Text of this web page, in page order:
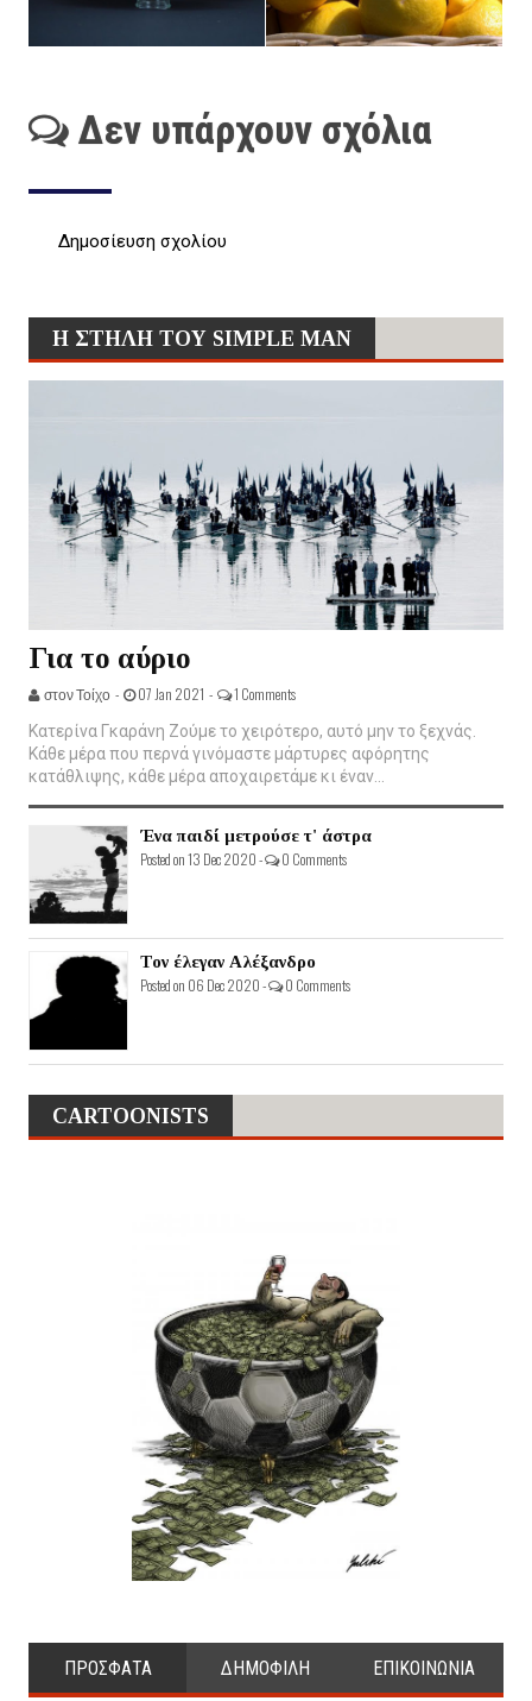
Δεν υπάρχουν σχόλια
Δημοσίευση σχολίου
Η ΣΤΗΛΗ ΤΟΥ SIMPLE MAN
Για το αύριο
στον Τοίχο - 07 Jan 2021 - 1 Comments
Κατερίνα Γκαράνη Ζούμε το χειρότερο, αυτό μην το ξεχνάς.
Κάθε μέρα που περνά γινόμαστε μάρτυρες αφόρητης
κατάθλιψης, κάθε μέρα αποχαιρετάμε κι έναν...
Ένα παιδί μετρούσε τ' άστρα
Posted on 13 Dec 2020 - 0 Comments
Τον έλεγαν Αλέξανδρο
Posted on 06 Dec 2020 - 0 Comments
CARTOONISTS
ΠΡΟΣΦΑΤΑ ΔΗΜΟΦΙΛΗ ΕΠΙΚΟΙΝΩΝΙΑ